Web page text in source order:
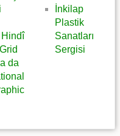
da
İnkilap
Plastik
Sanatları
Sergisi